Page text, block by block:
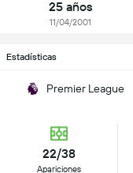
25 años
11/04/2001
Estadísticas
Premier League
22/38
Apariciones